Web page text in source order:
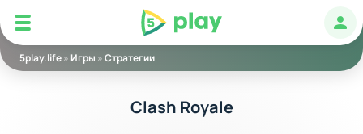
5play
5play.life» Игры »Стратегии
Clash Royale